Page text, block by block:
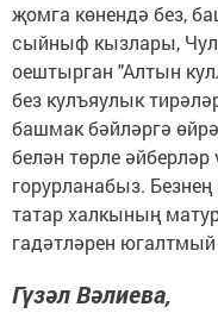
җомга көнендә без,
сыйныф кызлары,
оештырган "Алтын
без кулъяулык
башмак бәйләргә
белән төрле
горурланабыз.
татар халкының
гадәтләрен югалтмый
Гүзәл Вәлиева,